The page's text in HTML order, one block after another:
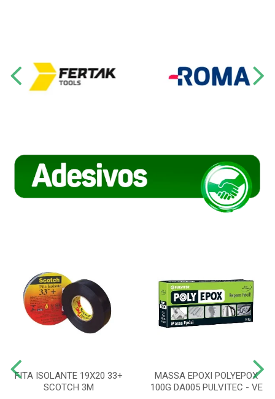
FITA ISOLANTE 19X20 33+
SCOTCH 3M
MASSA EPOXI POLYEPOX
100G DA005 PULVITEC - VE